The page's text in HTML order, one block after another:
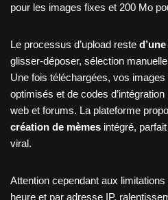
pour les images fixes et 200 Mo
Le processus d’upload reste
glisser-déposer, sélection
Une fois téléchargées, vos
optimisés et de codes
web et forums. La plateforme
création de mèmes intégré,
viral.
Attention cependant aux
heure et par adresse IP,